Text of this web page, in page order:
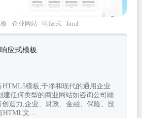
企业网站 响应式
html
应式模板
HTML5模板,干净和现代的通用企业
建任何类型的商业网站如咨询公司顾
造力,企业、财政、金融、保险、投
HTML文...